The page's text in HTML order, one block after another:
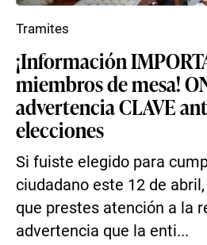
¡Información
miembros de mesa!
advertencia CLAVE
elecciones
Si fuiste elegido para
ciudadano este 12 de
que prestes atención a la
advertencia que la enti...
Tramites